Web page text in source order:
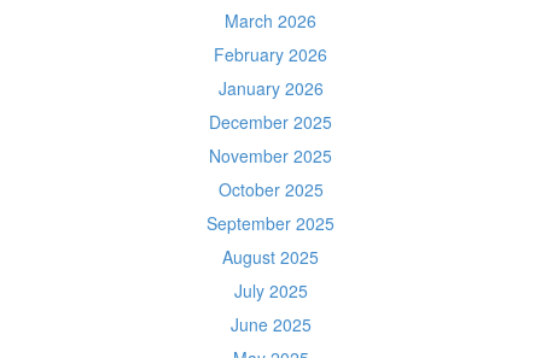
March 2026
February 2026
January 2026
December 2025
November 2025
October 2025
September 2025
August 2025
July 2025
June 2025